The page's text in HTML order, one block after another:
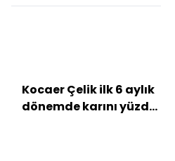
Kocaer Çelik ilk 6 aylık
dönemde karını yüzde